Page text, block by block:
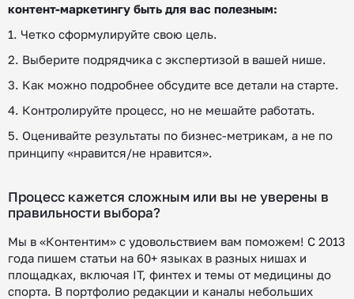
контент-маркетингу быть для вас полезным:
1. Четко сформулируйте свою цель.
2. Выберите подрядчика с экспертизой в вашей нише.
3. Как можно подробнее обсудите все детали на старте.
4. Контролируйте процесс, но не мешайте работать.
5. Оценивайте результаты по бизнес-метрикам, а не по
принципу «нравится/не нравится».
Процесс кажется сложным или вы не уверены в
правильности выбора?
Мы в «Контентим» с удовольствием вам поможем! С 2013
года пишем статьи на 60+ языках в разных нишах и
площадках, включая IT, финтех и темы от медицины до
спорта. В портфолио редакции и каналы небольших